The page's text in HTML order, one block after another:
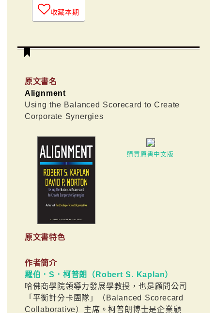
收藏本期
原文書名
Alignment
Using the Balanced Scorecard to Create
Corporate Synergies
購買原書中文版
原文書特色
作者簡介
羅伯．S．柯普朗（Robert S. Kaplan）
哈佛商學院領導力發展學教授，也是顧問公司
「平衡計分卡團隊」（Balanced Scorecard
Collaborative）主席。柯普朗博士是企業顧